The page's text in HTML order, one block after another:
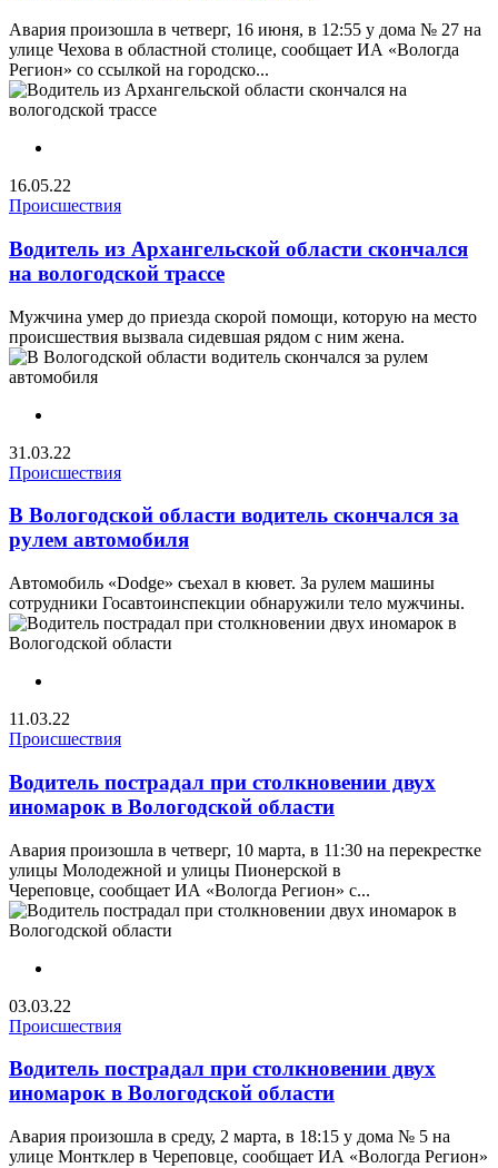
Авария произошла в четверг, 16 июня, в 12:55 у дома № 27 на
улице Чехова в областной столице, сообщает ИА «Вологда
Регион» со ссылкой на городско...
16.05.22
Происшествия
Водитель из Архангельской области скончался
на вологодской трассе
Мужчина умер до приезда скорой помощи, которую на место
происшествия вызвала сидевшая рядом с ним жена.
31.03.22
Происшествия
В Вологодской области водитель скончался за
рулем автомобиля
Автомобиль «Dodge» съехал в кювет. За рулем машины
сотрудники Госавтоинспекции обнаружили тело мужчины.
11.03.22
Происшествия
Водитель пострадал при столкновении двух
иномарок в Вологодской области
Авария произошла в четверг, 10 марта, в 11:30 на перекрестке
улицы Молодежной и улицы Пионерской в
Череповце, сообщает ИА «Вологда Регион» с...
03.03.22
Происшествия
Водитель пострадал при столкновении двух
иномарок в Вологодской области
Авария произошла в среду, 2 марта, в 18:15 у дома № 5 на
улице Монтклер в Череповце, сообщает ИА «Вологда Регион»